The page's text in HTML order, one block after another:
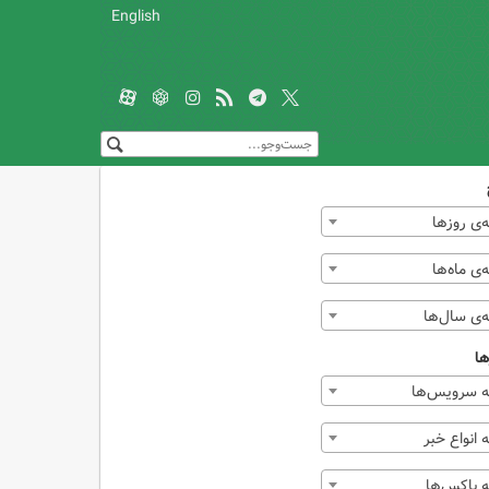
English
روزها
ماه‌ها
سال‌ها
سرویس‌ها
انواع خبر